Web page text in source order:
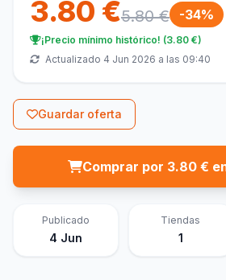
3.80 €5.80 € -34%
¡Precio mínimo histórico! (3.80 €)
Actualizado 4 Jun 2026 a las 09:40
Guardar oferta
Comprar por 3.80 €
Publicado
4 Jun
Tiendas
1